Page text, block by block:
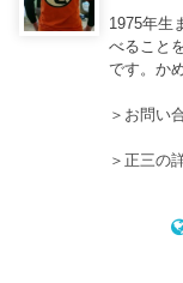
1975年生
べること
です。か
＞ お問い
＞正三の